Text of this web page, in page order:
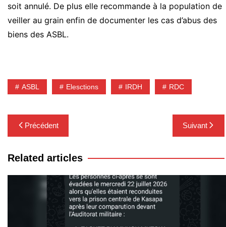
soit annulé. De plus elle recommande à la population de
veiller au grain enfin de documenter les cas d’abus des
biens des ASBL.
ASBL Elesctions IRDH RDC
Navigation
de
l’article
Précédent Suivant
Related articles